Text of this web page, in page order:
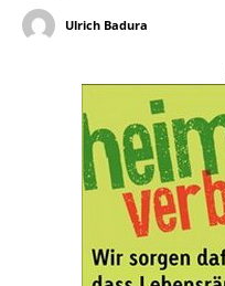
Ulrich Badura